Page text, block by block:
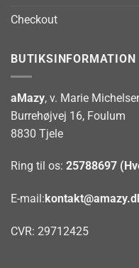
Checkout
BUTIKSINFORMATION
aMazy, v. Marie
Burrehøjvej 16, Foulum
8830 Tjele
Ring til os: 25788697
E-mail:
CVR: 29712425